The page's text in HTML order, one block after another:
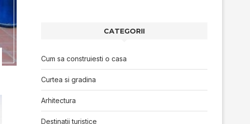
CATEGORII
Cum sa construiesti o casa
Curtea si gradina
Arhitectura
Destinatii turistice